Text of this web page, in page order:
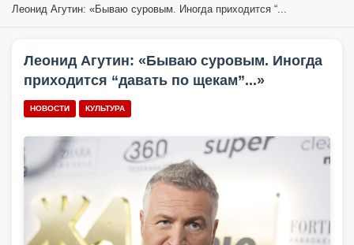
Леонид Агутин: «Бываю суровым. Иногда приходится “...
Леонид Агутин: «Бываю суровым. Иногда
приходится “давать по щекам”...»
НОВОСТИ КУЛЬТУРА